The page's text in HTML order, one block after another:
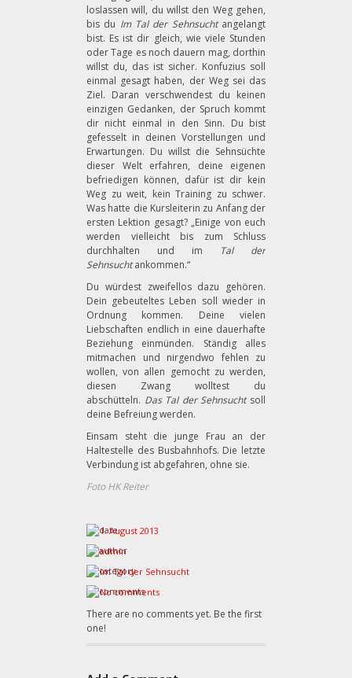
loslassen will, du willst den Weg gehen,
bis du Im Tal der Sehnsucht angelangt
bist. Es ist dir gleich, wie viele Stunden
oder Tage es noch dauern mag, dorthin
willst du, das ist sicher. Konfuzius soll
einmal gesagt haben, der Weg sei das
Ziel. Daran verschwendest du keinen
einzigen Gedanken, der Spruch kommt
dir nicht einmal in den Sinn. Du bist
gefesselt in deinen Vorstellungen und
Erwartungen. Du willst die Sehnsüchte
dieser Welt erfahren, deine eigenen
befriedigen können, dafür ist dir kein
Weg zu weit, kein Training zu schwer.
Was hatte die Kursleiterin zu Anfang der
ersten Lektion gesagt? „Einige von euch
werden vielleicht bis zum Schluss
durchhalten und im
Tal der
Sehnsuchtankommen.“
Du würdest zweifellos dazu gehören.
Dein gebeuteltes Leben soll wieder in
Ordnung kommen. Deine vielen
Liebschaften endlich in eine dauerhafte
Beziehung einmünden. Ständig alles
mitmachen und nirgendwo fehlen zu
wollen, von allen gemocht zu werden,
diesen Zwang wolltest du
abschütteln. Das Tal der Sehnsuchtsoll
deine Befreiung werden.
Einsam steht die junge Frau an der
Haltestelle des Busbahnhofs. Die letzte
Verbindung ist abgefahren, ohne sie.
Foto HK Reiter
1. August 2013
admin
Im Tal der Sehnsucht
No comments
There are no comments yet. Be the first
one!